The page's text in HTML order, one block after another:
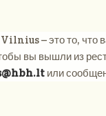
– это то, что
вы вышли из
или